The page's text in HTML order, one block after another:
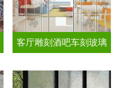
客厅雕刻酒吧车刻玻璃